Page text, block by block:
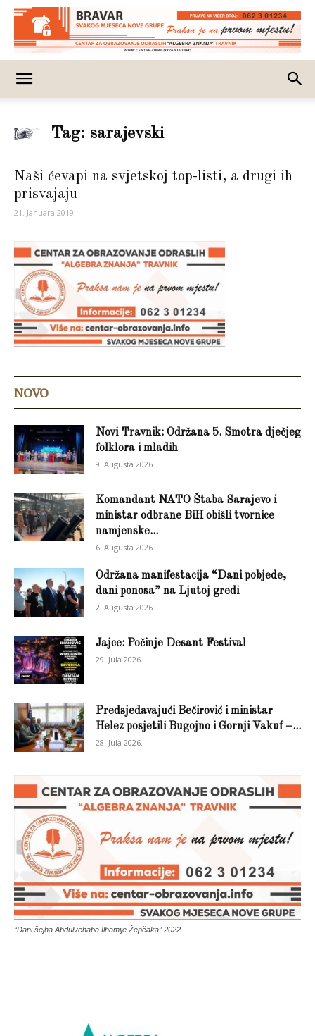
Tag: sarajevski
Naši ćevapi na svjetskoj top-listi, a drugi ih
prisvajaju
21. Januara 2019.
NOVO
Novi Travnik: Održana 5. Smotra dječjeg
folklora i mladih
9. Augusta 2026.
Komandant NATO Štaba Sarajevo i
ministar odbrane BiH obišli tvornice
namjenske...
6. Augusta 2026.
Održana manifestacija “Dani pobjede,
dani ponosa” na Ljutoj gredi
2. Augusta 2026.
Jajce: Počinje Desant Festival
29. Jula 2026.
Predsjedavajući Bečirović i ministar
Helez posjetili Bugojno i Gornji Vakuf –...
28. Jula 2026.
“Dani šejha Abdulvehaba Ilhamije Žepčaka” 2022